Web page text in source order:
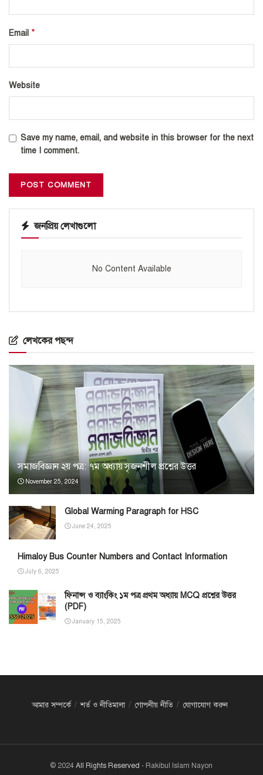
Email *
Website
Save my name, email, and website in this browser for the next
time I comment.
জনপ্রিয় লেখাগুলো
No Content Available
লেখকের পছন্দ
সমাজবিজ্ঞান ২য় পত্র: ৭ম অধ্যায় সৃজনশীল প্রশ্নের উত্তর
November 25, 2024
Global Warming Paragraph for HSC
June 24, 2025
Himaloy Bus Counter Numbers and Contact Information
July 6, 2025
ফিনান্স ও ব্যাংকিং ১ম পত্র প্রথম অধ্যায় MCQ প্রশ্নের উত্তর
(PDF)
January 15, 2025
আমার সম্পর্কে শর্ত ও নীতিমালা গোপনীয় নীতি যোগাযোগ করুন
© 2024 All Rights Reserved - Rakibul Islam Nayon